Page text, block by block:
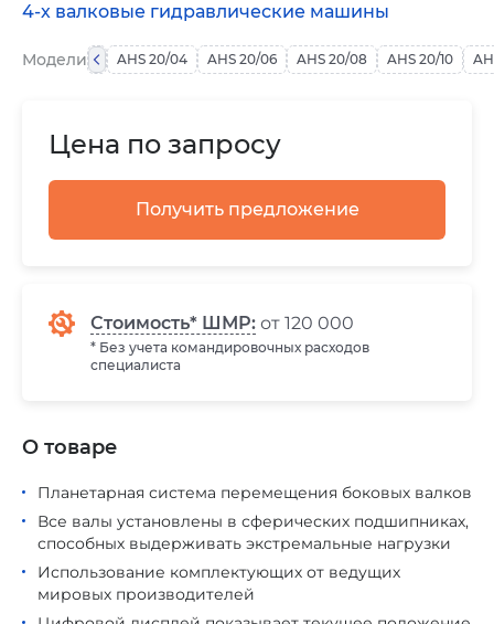
Цена по запросу
Получить предложение
Стоимость* ШМР: от 120 000
* Без учета командировочных расходов
специалиста
Модели AHS 20/04 AHS 20/06 AHS 20/08 AHS 20/10
4-х валковые гидравлические машины
Планетарная система перемещения боковых валков
Все валы установлены в сферических подшипниках,
способных выдерживать экстремальные нагрузки
Использование комплектующих от ведущих
мировых производителей
О товаре